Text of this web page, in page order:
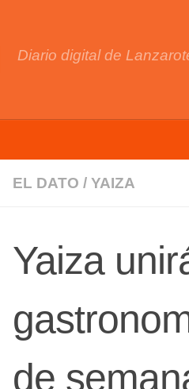
Diario digital de
EL DATO / YAIZA
Yaiza
de